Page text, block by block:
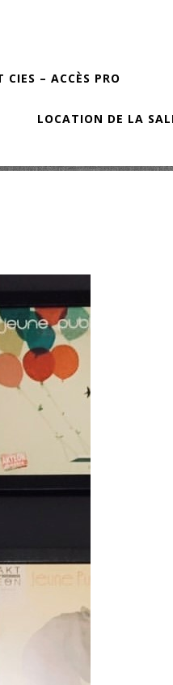
CIES – ACCÈS PRO
LOCATION DE LA